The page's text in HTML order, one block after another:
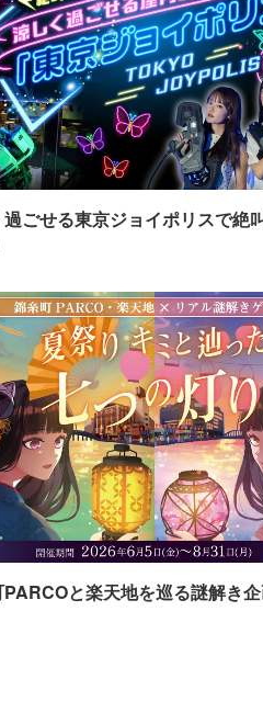
ごせる東京ジョイポリスで絶
と楽天地を巡る謎解き企